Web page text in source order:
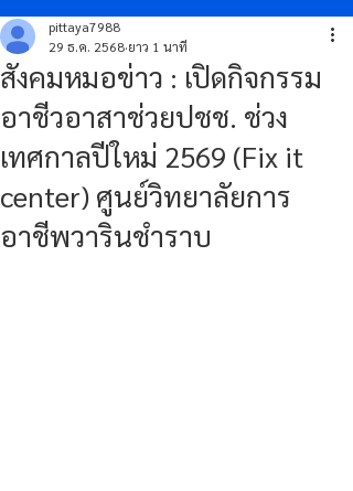
สังคมหมอข่าว : เปิดกิจกรรม
อาชีวอาสาช่วยปชช. ช่วง
เทศกาลปีใหม่ 2569 (Fix it
center) ศูนย์วิทยาลัยการ
อาชีพวารินชำราบ
pittaya7988
29 ธ.ค. 2568 ยาว 1 นาที